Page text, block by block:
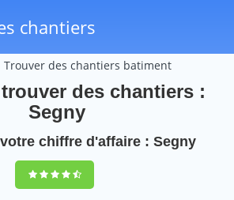
chantiers
Trouver des chantiers batiment
des chantiers :
Segny
chiffre d'affaire : Segny